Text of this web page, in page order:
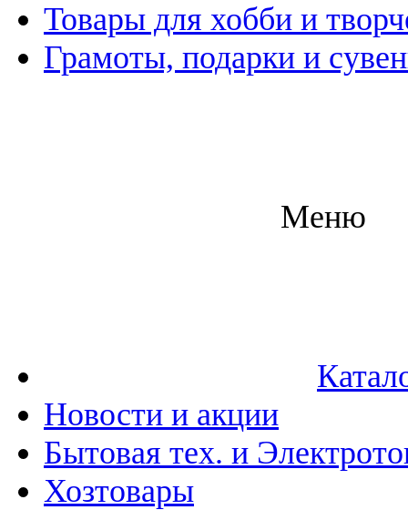
Товары для хобби и
Грамоты, подарки и
Меню
Новости и акции
Бытовая тех. и
Хозтовары